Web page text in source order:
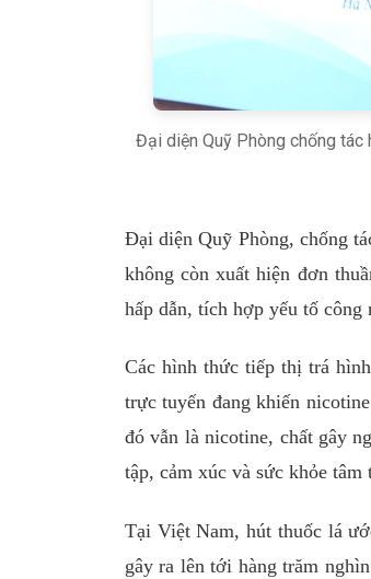
Đại diện Quỹ Phòng chống tác
Đại diện Quỹ Phòng, chống
không còn xuất hiện đơn
hấp dẫn, tích hợp yếu tố
Các hình thức tiếp thị trá
trực tuyến đang khiến
đó vẫn là nicotine, chất gây
tập, cảm xúc và sức khỏe tâm
Tại Việt Nam, hút thuốc lá
gây ra lên tới hàng trăm